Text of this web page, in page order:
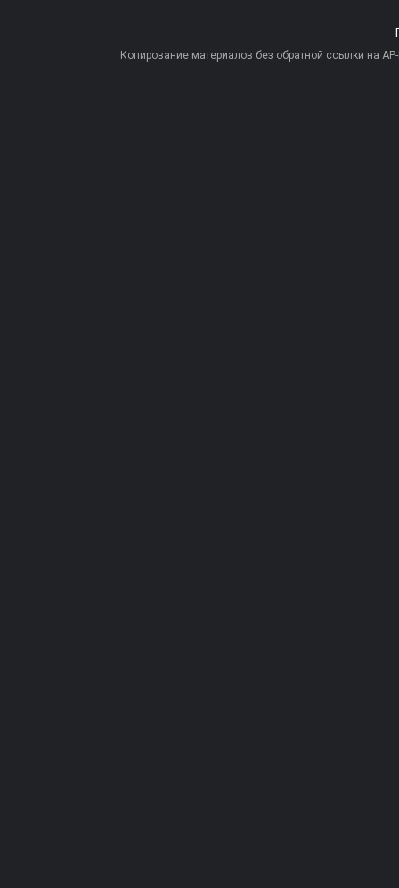
Копирование материалов без обратной ссылки на